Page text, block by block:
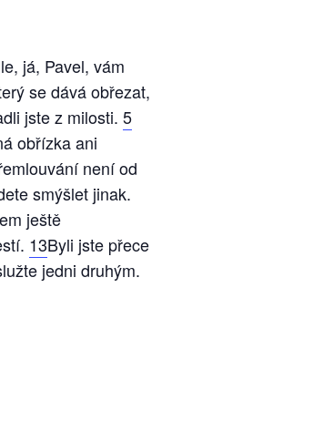
já, Pavel, vám
se dává obřezat,
jste z milosti. 5
obřízka ani
není od
smýšlet jinak.
ještě
13Byli jste přece
jedni druhým.